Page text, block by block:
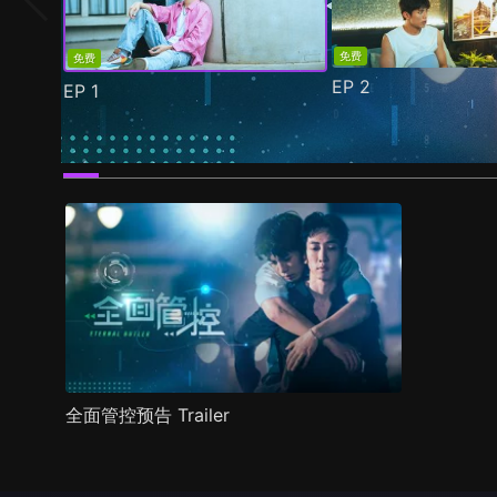
免费
EP 1
免费
EP 2
预告 剧照 推荐影片 剧情介绍
全面管控预告 Trailer